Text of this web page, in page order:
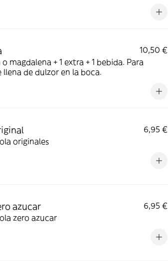
10,50 €
magdalena + 1 extra + 1 bebida. Para
de dulzor en la boca.
6,95 €
originales
azucar
6,95 €
zero azucar